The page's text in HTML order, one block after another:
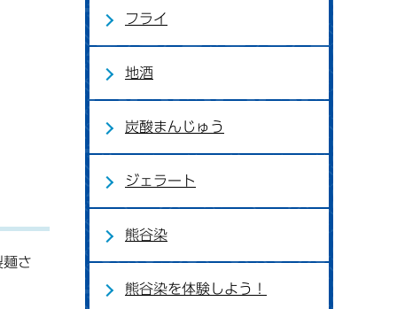
さ
フライ
地酒
炭酸まんじゅう
ジェラート
熊谷染
熊谷染を体験しよう！